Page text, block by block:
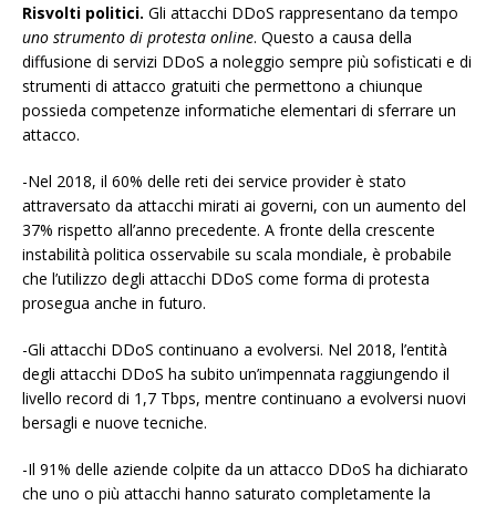
Risvolti politici. Gli attacchi DDoS rappresentano da tempo
uno strumento di protesta online. Questo a causa della
diffusione di servizi DDoS a noleggio sempre più sofisticati e di
strumenti di attacco gratuiti che permettono a chiunque
possieda competenze informatiche elementari di sferrare un
attacco.
-Nel 2018, il 60% delle reti dei service provider è stato
attraversato da attacchi mirati ai governi, con un aumento del
37% rispetto all’anno precedente. A fronte della crescente
instabilità politica osservabile su scala mondiale, è probabile
che l’utilizzo degli attacchi DDoS come forma di protesta
prosegua anche in futuro.
-Gli attacchi DDoS continuano a evolversi. Nel 2018, l’entità
degli attacchi DDoS ha subito un’impennata raggiungendo il
livello record di 1,7 Tbps, mentre continuano a evolversi nuovi
bersagli e nuove tecniche.
-Il 91% delle aziende colpite da un attacco DDoS ha dichiarato
che uno o più attacchi hanno saturato completamente la